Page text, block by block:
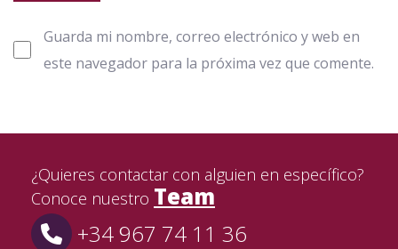
Guarda mi nombre, correo electrónico y web en
este navegador para la próxima vez que comente.
¿Quieres contactar con alguien en específico?
Conoce nuestro Team
+34 967 74 11 36